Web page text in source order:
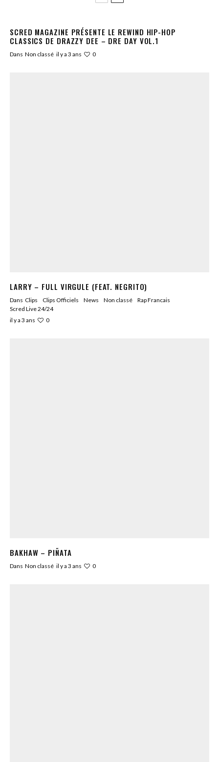
SCRED MAGAZINE PRÉSENTE LE REWIND HIP-HOP
CLASSICS DE DRAZZY DEE – DRE DAY VOL.1
Dans Non classé il y a 3 ans 0
LARRY – FULL VIRGULE (FEAT. NEGRITO)
Dans Clips Clips Officiels News Non classé
Rap Francais
Scred Live 24/24
il y a 3 ans
0
BAKHAW – PIÑATA
Dans Non classé il y a 3 ans 0